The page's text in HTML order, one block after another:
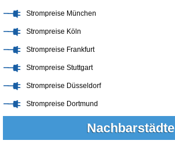
Strompreise München
Strompreise Köln
Strompreise Frankfurt
Strompreise Stuttgart
Strompreise Düsseldorf
Strompreise Dortmund
Nachbarstädte